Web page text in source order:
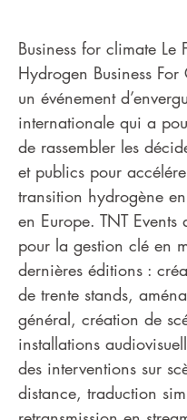
Business for climate Le
Hydrogen Business For
un événement
internationale qui a
de rassembler les
et publics pour
transition hydrogène
en Europe. TNT Events
pour la gestion clé en
dernières éditions :
de trente stands,
général, création de
installations
des interventions sur
distance, traduction